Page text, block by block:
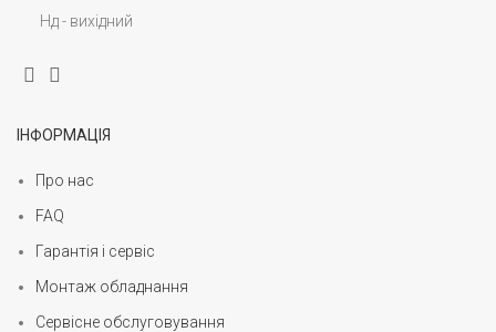
Нд - вихідний
ІНФОРМАЦІЯ
Про нас
FAQ
Гарантія і сервіс
Монтаж обладнання
Сервісне обслуговування